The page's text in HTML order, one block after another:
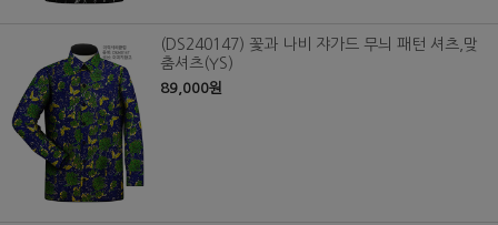
(DS240147) 꽃과 나비 쟈가드 무늬 패턴 셔츠,맞
춤셔츠(YS)
89,000원